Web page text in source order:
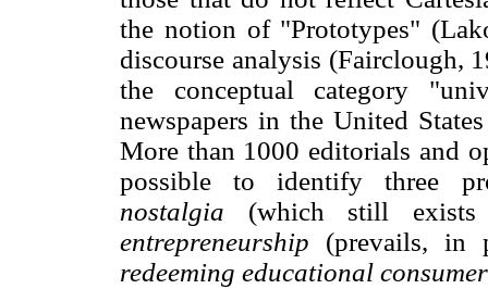
the notion of "Prototypes"
discourse analysis (Fairclough,
the conceptual category
newspapers in the United
More than 1000 editorials and
possible to identify three
nostalgia (which still exists
entrepreneurship (prevails, in
redeeming educational